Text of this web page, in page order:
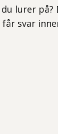
lurer på?
svar